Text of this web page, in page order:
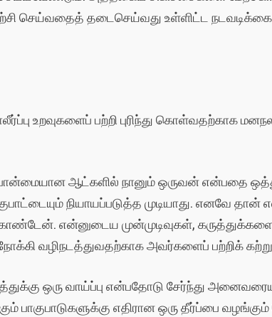
செய்வதைத் தடைசெய்வது உள்ளிட்ட
உறவுகளைப் பற்றி புரிந்து கொள்வதற்காக
ஆட்களில் நானும் ஒருவன் என்பதை
நியாயப்படுத்த முடியாது. எனவே தான்
என்னுடைய முன்முடிவுகள்,
வழிநடத்துவதற்காக அவர்களைப் பற்றிக்
ஒரு வாய்ப்பு என்பதோடு சேர்ந்து
பாகுபாடுகளுக்கு எதிரான ஒரு தீர்ப்பை